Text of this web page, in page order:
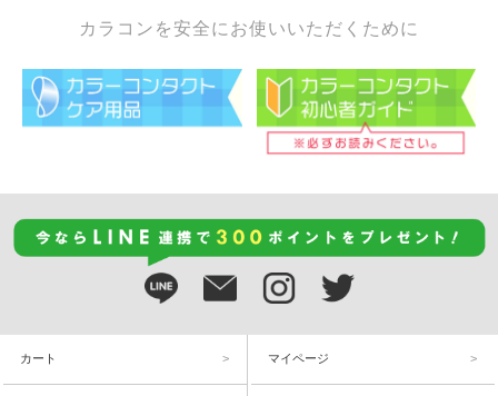
カラコンを安全にお使いいただくために
カート マイページ